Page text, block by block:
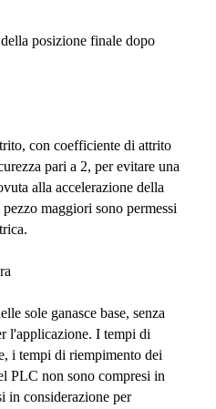
posizione finale dopo
con coefficiente di attrito
pari a 2, per evitare una
alla accelerazione della
maggiori sono permessi
sole ganasce base, senza
l'applicazione. I tempi di
i tempi di riempimento dei
PLC non sono compresi in
in considerazione per